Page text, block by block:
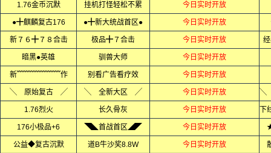
1.76金币沉默 挂机打怪轻松不累 今日实时开放
●╋麒麟复古176 ●╋新大统战首区● 今日实时开放
新７６╋７８合击 极品╋７合击 今日实时开放
暗黑●英雄 驯兽大师 今日实时开放
新﹌﹌﹌﹌﹌﹌作 别看广告看疗效 今日实时开放
╲ 原始复古 ╱ ╲ 全新大区 ╱ 今日实时开放
1.76烈火 长久骨灰 今日实时开放
176小极品+6 ◥◣首战首区◢◤ 今日实时开放
公益◆复古沉默 道B牛沙奖8.8W 今日实时开放